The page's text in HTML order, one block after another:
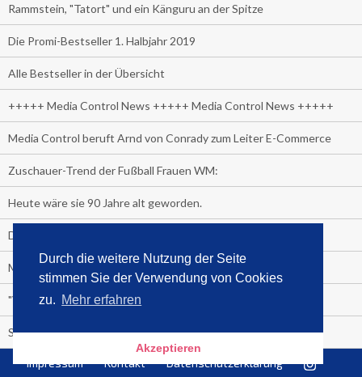
Durch die weitere Nutzung der Seite
stimmen Sie der Verwendung von Cookies
zu. Mehr erfahren
Akzeptieren
Rammstein, "Tatort" und ein Känguru an der Spitze
Die Promi-Bestseller 1. Halbjahr 2019
Alle Bestseller in der Übersicht
+++++ Media Control News +++++ Media Control News +++++
Media Control beruft Arnd von Conrady zum Leiter E-Commerce
Zuschauer-Trend der Fußball Frauen WM:
Heute wäre sie 90 Jahre alt geworden.
Das beliebteste Tatort-Duo ist?
Media Control: Friday-Greta
"Viva la Vagina!" oder "Kamasutra Workout":
Senna Gammour erhält Spitzenfeder für meistverkauftes Buch
Heute ist Welttag des Buches!
Impressum Kontakt Datenschutzerklärung